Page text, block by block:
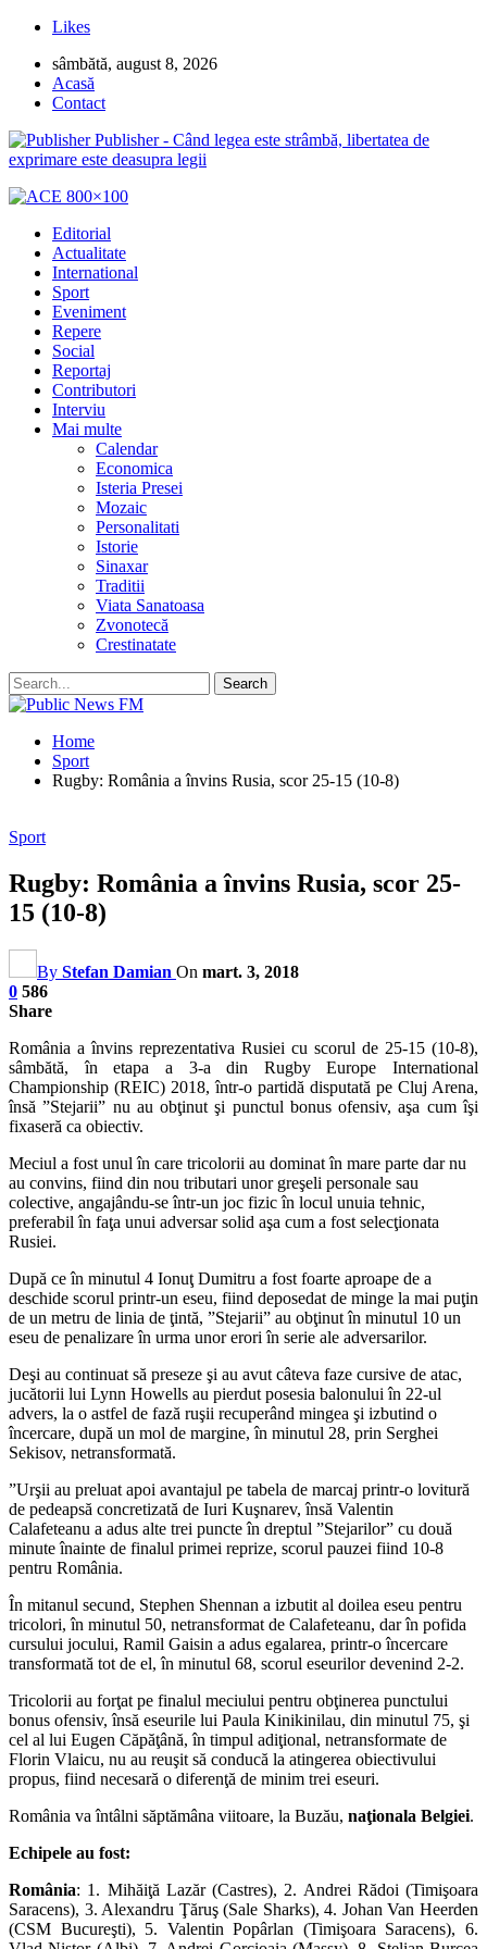
Likes
sâmbătă, august 8, 2026
Acasă
Contact
Publisher - Când legea este strâmbă, libertatea de
exprimare este deasupra legii
Editorial
Actualitate
International
Sport
Eveniment
Repere
Social
Reportaj
Contributori
Interviu
Mai multe
Calendar
Economica
Isteria Presei
Mozaic
Personalitati
Istorie
Sinaxar
Traditii
Viata Sanatoasa
Zvonotecă
Crestinatate
Home
Sport
Rugby: România a învins Rusia, scor 25-15 (10-8)
Sport
Rugby: România a învins Rusia, scor 25-
15 (10-8)
By Stefan Damian On mart. 3, 2018
0 586
Share
România a învins reprezentativa Rusiei cu scorul de 25-15 (10-8),
sâmbătă, în etapa a 3-a din Rugby Europe International
Championship (REIC) 2018, într-o partidă disputată pe Cluj Arena,
însă ”Stejarii” nu au obţinut şi punctul bonus ofensiv, aşa cum îşi
fixaseră ca obiectiv.
Meciul a fost unul în care tricolorii au dominat în mare parte dar nu
au convins, fiind din nou tributari unor greşeli personale sau
colective, angajându-se într-un joc fizic în locul unuia tehnic,
preferabil în faţa unui adversar solid aşa cum a fost selecţionata
Rusiei.
După ce în minutul 4 Ionuţ Dumitru a fost foarte aproape de a
deschide scorul printr-un eseu, fiind deposedat de minge la mai puţin
de un metru de linia de ţintă, ”Stejarii” au obţinut în minutul 10 un
eseu de penalizare în urma unor erori în serie ale adversarilor.
Deşi au continuat să preseze şi au avut câteva faze cursive de atac,
jucătorii lui Lynn Howells au pierdut posesia balonului în 22-ul
advers, la o astfel de fază ruşii recuperând mingea şi izbutind o
încercare, după un mol de margine, în minutul 28, prin Serghei
Sekisov, netransformată.
”Urşii au preluat apoi avantajul pe tabela de marcaj printr-o lovitură
de pedeapsă concretizată de Iuri Kuşnarev, însă Valentin
Calafeteanu a adus alte trei puncte în dreptul ”Stejarilor” cu două
minute înainte de finalul primei reprize, scorul pauzei fiind 10-8
pentru România.
În mitanul secund, Stephen Shennan a izbutit al doilea eseu pentru
tricolori, în minutul 50, netransformat de Calafeteanu, dar în pofida
cursului jocului, Ramil Gaisin a adus egalarea, printr-o încercare
transformată tot de el, în minutul 68, scorul eseurilor devenind 2-2.
Tricolorii au forţat pe finalul meciului pentru obţinerea punctului
bonus ofensiv, însă eseurile lui Paula Kinikinilau, din minutul 75, şi
cel al lui Eugen Căpăţână, în timpul adiţional, netransformate de
Florin Vlaicu, nu au reuşit să conducă la atingerea obiectivului
propus, fiind necesară o diferenţă de minim trei eseuri.
România va întâlni săptămâna viitoare, la Buzău, naţionala Belgiei.
Echipele au fost:
România: 1. Mihăiţă Lazăr (Castres), 2. Andrei Rădoi (Timişoara
Saracens), 3. Alexandru Ţăruş (Sale Sharks), 4. Johan Van Heerden
(CSM Bucureşti), 5. Valentin Popârlan (Timişoara Saracens), 6.